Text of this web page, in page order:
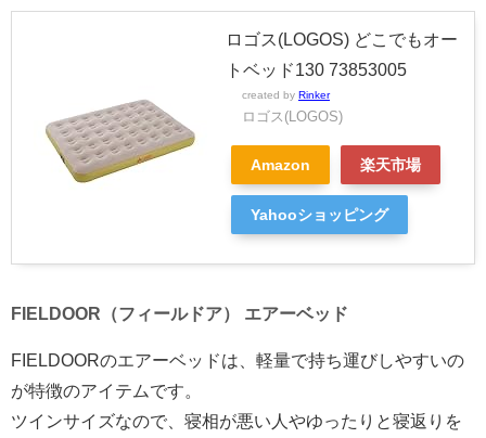
ロゴス(LOGOS) どこでもオー
トベッド130 73853005
created by Rinker
ロゴス(LOGOS)
Amazon 楽天市場
Yahooショッピング
FIELDOOR（フィールドア） エアーベッド
FIELDOORのエアーベッドは、軽量で持ち運びしやすいの
が特徴のアイテムです。
ツインサイズなので、寝相が悪い人やゆったりと寝返りを